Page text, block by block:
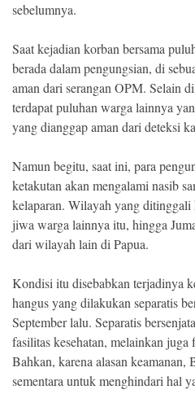
sebelumnya.
Saat kejadian korban bersama
berada dalam pengungsian, di
aman dari serangan OPM. Selain
terdapat puluhan warga lainnya
yang dianggap aman dari deteksi
Namun begitu, saat ini, para
ketakutan akan mengalami nasib
kelaparan. Wilayah yang ditinggali
jiwa warga lainnya itu, hingga
dari wilayah lain di Papua.
Kondisi itu disebabkan terjadinya
hangus yang dilakukan separatis
September lalu. Separatis
fasilitas kesehatan, melainkan
Bahkan, karena alasan keamanan,
sementara untuk menghindari hal